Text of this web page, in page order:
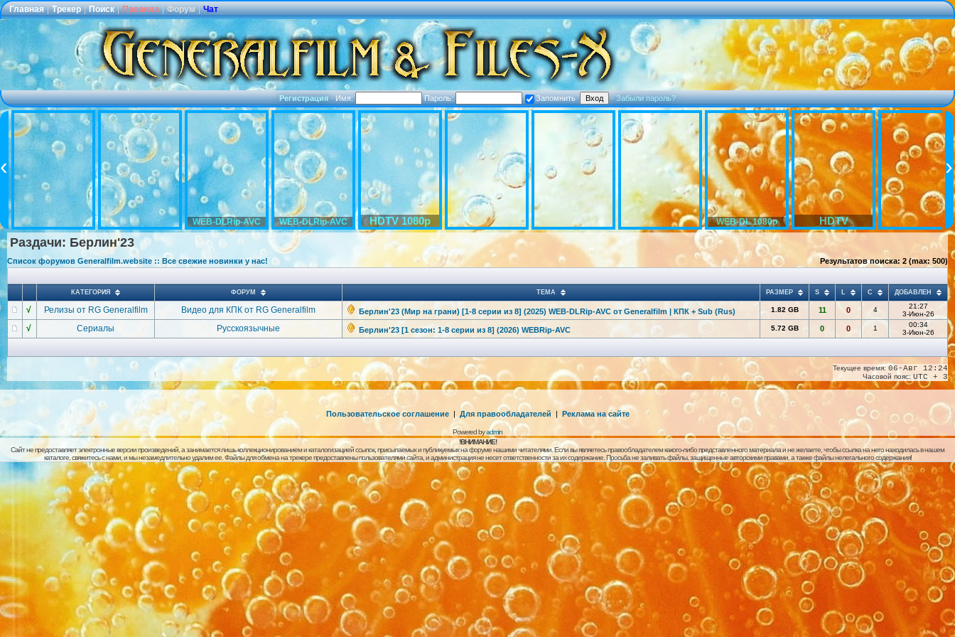
Главная | Трекер | Поиск | Правила | Форум | Чат
Регистрация·Имя: Пароль: Запомнить ·Забыли пароль?
WEB-DLRip-AVC WEB-DLRip-AVC HDTV 1080p WEB-DL 1080p HDTV
Раздачи: Берлин'23
Список форумов Generalfilm.website :: Все свежие новинки у нас! Результатов поиска: 2 (max: 500)
КАТЕГОРИЯ ФОРУМ ТЕМА РАЗМЕР S C ДОБАВЛЕН
√ Релизы от RG Generalfilm Видео для КПК от RG Generalfilm Берлин'23 (Мир на грани) [1-8 серии из 8] (2025) WEB-DLRip-AVC от Generalfilm | КПК + Sub (Rus) 1.82 GB 11 0 4
21:27
3-Июн-26
√ Сериалы Русскоязычные Берлин'23 [1 сезон: 1-8 серии из 8] (2026) WEBRip-AVC 5.72 GB 0 0 1
00:34
3-Июн-26
Текущее время: 06-Авг 12:24
Часовой пояс: UTC + 3
Пользовательское соглашение | Для правообладателей | Реклама на сайте
Powered byadmin
!ВНИМАНИЕ!
Сайт не предоставляет электронные версии произведений, а занимается лишь коллекционированием и каталогизацией ссылок, присылаемых и публикуемых на форуме нашими читателями. Если вы являетесь правообладателем какого-либо представленного материала и не желаете, чтобы ссылка на него находилась в нашем
каталоге, свяжитесь с нами, и мы незамедлительно удалим ее. Файлы для обмена на трекере предоставлены пользователями сайта, и администрация не несет ответственности за их содержание. Просьба не заливать файлы, защищенные авторскими правами, а также файлы нелегального содержания!